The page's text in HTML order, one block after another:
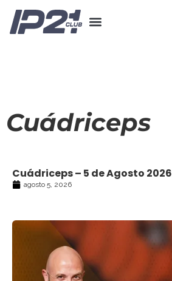
Cuádriceps
Cuádriceps – 5 de Agosto 2026
agosto 5, 2026